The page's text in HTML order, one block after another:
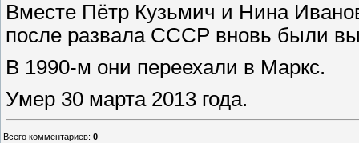
Вместе Пётр Кузьмич и Нина
после развала СССР вновь были
В 1990-м они переехали в Маркс.
Умер 30 марта 2013 года.
Всего комментариев: 0